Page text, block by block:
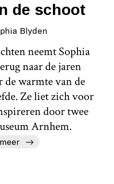
de schoot
Blyden
neemt Sophia
naar de jaren
de warmte van de
Ze liet zich voor
door twee
Arnhem.